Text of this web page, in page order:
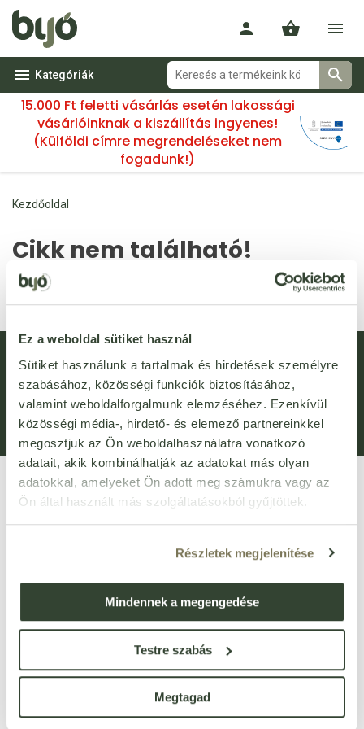
Ez a weboldal sütiket használ
Sütiket használunk a tartalmak és hirdetések személyre
szabásához, közösségi funkciók biztosításához,
valamint weboldalforgalmunk elemzéséhez. Ezenkívül
közösségi média-, hirdető- és elemező partnereinkkel
megosztjuk az Ön weboldalhasználatra vonatkozó
adatait, akik kombinálhatják az adatokat más olyan
adatokkal, amelyeket Ön adott meg számukra vagy az
Ön által használt más szolgáltatásokból gyűjtöttek.
Részletek megjelenítése
Mindennek a megengedése
Testre szabás
Megtagad
Kategóriák
15.000 Ft feletti vásárlás esetén lakossági
vásárlóinknak a kiszállítás ingyenes!
(Külföldi címre megrendeléseket nem
fogadunk!)
Kezdőoldal
Cikk nem található!
A(z) 92027 kóddal rendelkező termék nem található. Lehetséges,
Általános Szerződési Feltételek (ÁSZF) Adatvédelem
Adatkezelési kérelem Panaszkezelési Tájékoztató
Bejelentővédelem Fogyasztói elállás
VIRTUÁLIS SÉTA
-ben
1135 Budapest, Róbert Károly körút 96-100.
Magánszemélyeknek: webshop@bijo.hu